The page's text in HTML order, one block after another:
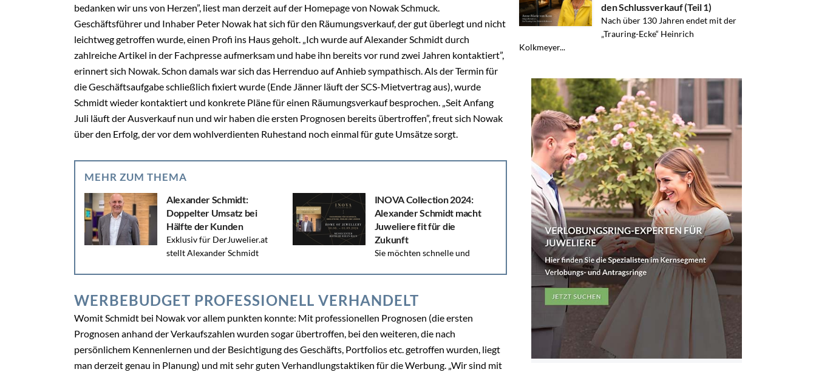
bedanken wir uns von Herzen”, liest man derzeit auf der Homepage von Nowak Schmuck.
Geschäftsführer und Inhaber Peter Nowak hat sich für den Räumungsverkauf, der gut überlegt und nicht
leichtweg getroffen wurde, einen Profi ins Haus geholt. „Ich wurde auf Alexander Schmidt durch
zahlreiche Artikel in der Fachpresse aufmerksam und habe ihn bereits vor rund zwei Jahren kontaktiert”,
erinnert sich Nowak. Schon damals war sich das Herrenduo auf Anhieb sympathisch. Als der Termin für
die Geschäftsaufgabe schließlich fixiert wurde (Ende Jänner läuft der SCS-Mietvertrag aus), wurde
Schmidt wieder kontaktiert und konkrete Pläne für einen Räumungsverkauf besprochen. „Seit Anfang
Juli läuft der Ausverkauf nun und wir haben die ersten Prognosen bereits übertroffen”, freut sich Nowak
über den Erfolg, der vor dem wohlverdienten Ruhestand noch einmal für gute Umsätze sorgt.
MEHR ZUM THEMA
Alexander Schmidt:
Doppelter Umsatz bei
Hälfte der Kunden
Exklusiv für DerJuwelier.at
stellt Alexander Schmidt
wird es in Österreich...
INOVA Collection 2024:
Alexander Schmidt macht
Juweliere fit für die
Zukunft
Sie möchten schnelle und
Stand 265 mit...
WERBEBUDGET PROFESSIONELL VERHANDELT
Womit Schmidt bei Nowak vor allem punkten konnte: Mit professionellen Prognosen (die ersten
Prognosen anhand der Verkaufszahlen wurden sogar übertroffen, bei den weiteren, die nach
persönlichem Kennenlernen und der Besichtigung des Geschäfts, Portfolios etc. getroffen wurden, liegt
man derzeit genau in Planung) und mit sehr guten Verhandlungstaktiken für die Werbung. „Wir sind mit
den Schlussverkauf (Teil 1)
Nach über 130 Jahren endet mit der
„Trauring-Ecke“ Heinrich
Kolkmeyer...